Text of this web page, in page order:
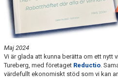
KALENDER
Maj 2024
Vi är glada att kunna berätta om ett nytt
Tureberg, med företaget Reductio .
värdefullt ekonomiskt stöd som vi kan